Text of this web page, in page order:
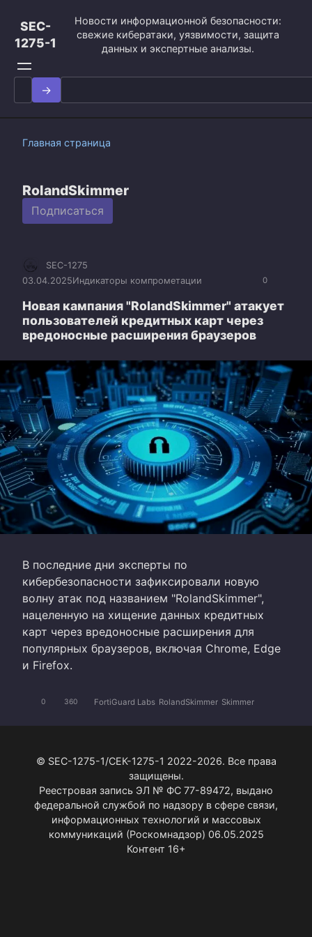
контенту
SEC-
1275-1
Новости информационной безопасности:
свежие кибератаки, уязвимости, защита
данных и экспертные анализы.
Search
for:
Главная страница
RolandSkimmer
Подписаться
0
SEC-1275
03.04.2025Индикаторы компрометации
Новая кампания "RolandSkimmer" атакует
пользователей кредитных карт через
вредоносные расширения браузеров
В последние дни эксперты по
кибербезопасности зафиксировали новую
волну атак под названием "RolandSkimmer",
нацеленную на хищение данных кредитных
карт через вредоносные расширения для
популярных браузеров, включая Chrome, Edge
и Firefox.
0 360 FortiGuard Labs RolandSkimmer Skimmer
© SEC-1275-1/СЕК-1275-1 2022-2026. Все права
защищены.
Реестровая запись ЭЛ № ФС 77-89472, выдано
федеральной службой по надзору в сфере связи,
информационных технологий и массовых
коммуникаций (Роскомнадзор) 06.05.2025
Контент 16+